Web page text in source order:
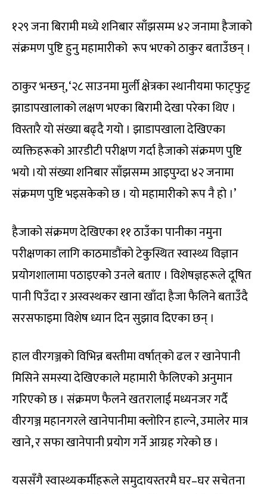
१२९ जना बिरामी मध्ये शनिबार साँझसम्म ४२ जनामा हैजाको
संक्रमण पुष्टि हुनु महामारीको रूप भएको ठाकुर बताउँछन् ।
ठाकुर भन्छन्, ‘२८ साउनमा मुर्ली क्षेत्रका स्थानीयमा फाट्फुट्ट
झाडापखालाको लक्षण भएका बिरामी देखा परेका थिए ।
विस्तारै यो संख्या बढ्दै गयो । झाडापखाला देखिएका
व्यक्तिहरूको आरडीटी परीक्षण गर्दा हैजाको संक्रमण पुष्टि
भयो ।यो संख्या शनिबार साँझसम्म आइपुग्दा ४२ जनामा
संक्रमण पुष्टि भइसकेको छ । यो महामारीको रूप नै हो ।’
हैजाको संक्रमण देखिएका ११ ठाउँका पानीका नमुना
परीक्षणका लागि काठमाडौंको टेकुस्थित स्वास्थ्य विज्ञान
प्रयोगशालामा पठाइएको उनले बताए । विशेषज्ञहरूले दूषित
पानी पिउँदा र अस्वस्थकर खाना खाँदा हैजा फैलिने बताउँदै
सरसफाइमा विशेष ध्यान दिन सुझाव दिएका छन् ।
हाल वीरगञ्जको विभिन्न बस्तीमा वर्षात्‌को ढल र खानेपानी
मिसिने समस्या देखिएकाले महामारी फैलिएको अनुमान
गरिएको छ । संक्रमण फैलने खतरालाई मध्यनजर गर्दै
वीरगञ्ज महानगरले खानेपानीमा क्लोरिन हाल्ने, उमालेर मात्र
खाने, र सफा खानेपानी प्रयोग गर्ने आग्रह गरेको छ ।
यससँगै स्वास्थ्यकर्मीहरूले समुदायस्तरमै घर–घर सचेतना